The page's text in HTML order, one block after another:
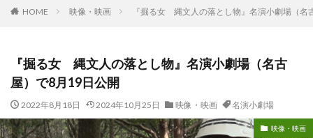
HOME 映像・映画 『掘る女 縄文人の落とし物』名演小劇場（
『掘る女 縄文人の落とし物』名演小劇場（名古
屋）で8月19日公開
2022年8月18日 2024年10月25日 映像・映画 名演小劇場
映像・映画